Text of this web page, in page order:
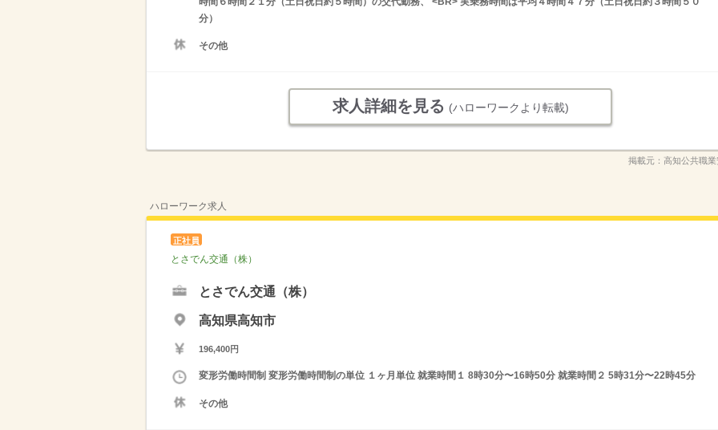
分）
その他
求人詳細を見る (ハローワークより転載)
掲載元： 高知公共職
ハローワーク求人
正社員
とさでん交通（株）
とさでん交通（株）
高知県高知市
196,400円
変形労働時間制 変形労働時間制の単位 １ヶ月単位 就業時間１ 8時30分〜16時50分 就業時間２ 5時31分〜22時45分
その他